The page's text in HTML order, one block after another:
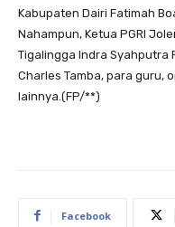
Kabupaten Dairi Fatimah
Nahampun, Ketua PGRI
Tigalingga Indra Syahputra
Charles Tamba, para guru,
lainnya.(FP/**)
Facebook